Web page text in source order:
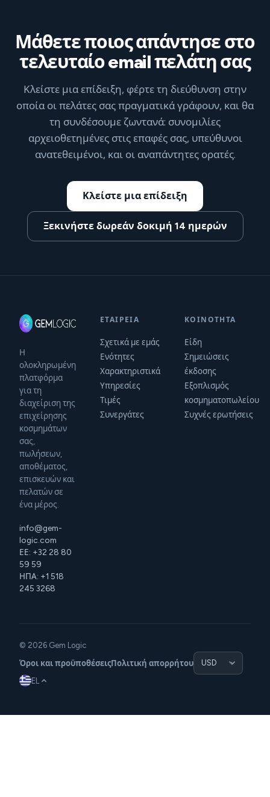
Μάθετε ποιος απάντησε στο
τελευταίο email πελάτη σας
Κλείστε μια επίδειξη, φέρτε τη διεύθυνση στην
οποία οι πελάτες σας πραγματικά γράφουν, και θα
τη συνδέσουμε ζωντανά: συνομιλίες
αρχειοθετημένες στις επαφές σας, υπεύθυνοι
ανατεθειμένοι, και οι αναπάντητες ορατές.
Κλείστε μια επίδειξη
Ξεκινήστε δωρεάν δοκιμή 14 ημερών
Η
ολοκληρωμένη
πλατφόρμα
για τη
διαχείριση της
επιχείρησης
κοσμημάτων
σας,
πωλήσεων,
αποθέματος,
επισκευών και
πελατών σε
ένα μέρος.
info@gem-
logic.com
ΕΕ: +32 28 80
59 59
ΗΠΑ: +1 518
245 3268
ΕΤΑΙΡΕΊΑ
Σχετικά με εμάς
Ενότητες
Χαρακτηριστικά
Υπηρεσίες
Τιμές
Συνεργάτες
ΚΟΙΝΌΤΗΤΑ
Είδη
Σημειώσεις
έκδοσης
Εξοπλισμός
κοσμηματοπωλείου
Συχνές ερωτήσεις
© 2026 Gem Logic
Όροι και προϋποθέσειςΠολιτική απορρήτου
EL